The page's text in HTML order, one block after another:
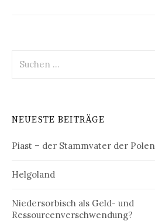
nach:
NEUESTE BEITRÄGE
Piast – der Stammvater der Polen
Helgoland
Niedersorbisch als Geld- und
Ressourcenverschwendung?